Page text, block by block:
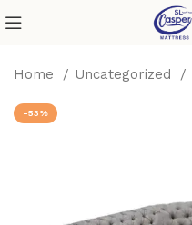
Home Uncategorized
-53%